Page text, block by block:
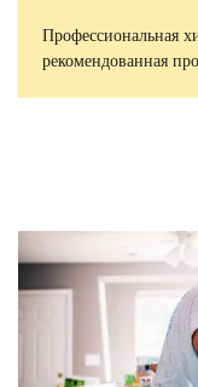
Профессиональная
рекомендованная